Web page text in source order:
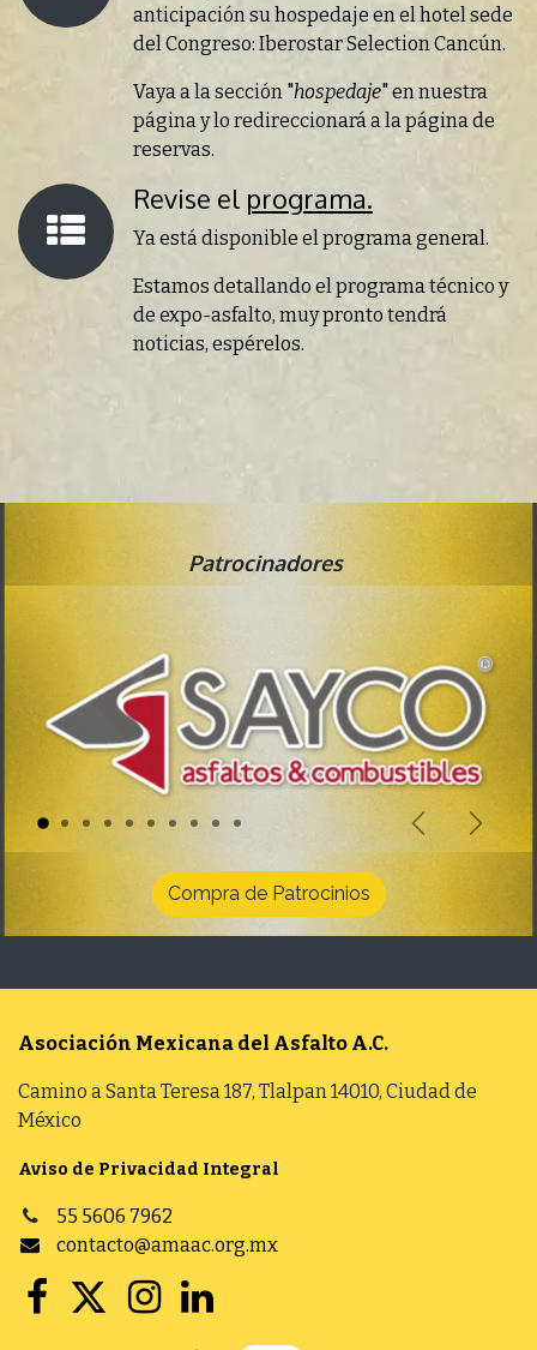
anticipación su hospedaje en el hotel sede
del Congreso: Iberostar Selection Cancún.
Vaya a la sección "hospedaje" en nuestra
página y lo redireccionará a la página de
reservas.
Revise el programa.
Ya está disponible el programa general.
Estamos detallando el programa técnico y
de expo-asfalto, muy pronto tendrá
noticias, espérelos.
Patrocinadores
Anterior
Compra de Patrocinios
Asociación Mexicana del Asfalto A.C.
Camino a Santa Teresa 187, Tlalpan 14010, Ciudad de
México
Aviso de Privacidad Integral
55 5606 7962
contacto@amaac.org.mx